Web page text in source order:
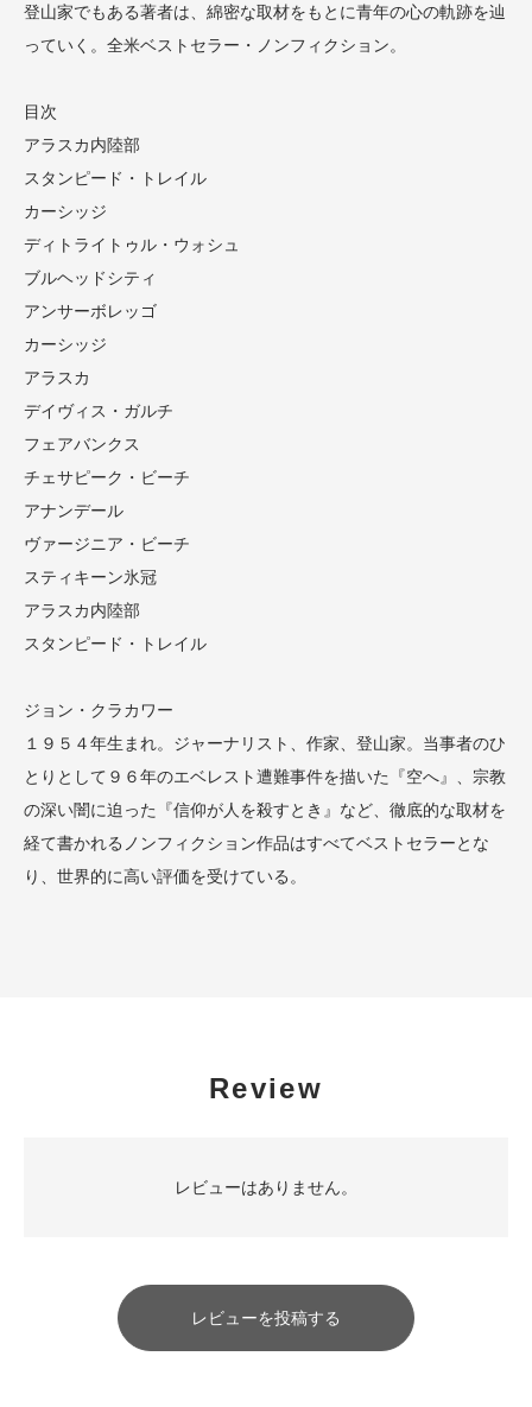
登山家でもある著者は、綿密な取材をもとに青年の心の軌跡を辿
っていく。全米ベストセラー・ノンフィクション。
目次
アラスカ内陸部
スタンピード・トレイル
カーシッジ
ディトライトゥル・ウォシュ
ブルヘッドシティ
アンサーボレッゴ
カーシッジ
アラスカ
デイヴィス・ガルチ
フェアバンクス
チェサピーク・ビーチ
アナンデール
ヴァージニア・ビーチ
スティキーン氷冠
アラスカ内陸部
スタンピード・トレイル
ジョン・クラカワー
１９５４年生まれ。ジャーナリスト、作家、登山家。当事者のひ
とりとして９６年のエベレスト遭難事件を描いた『空へ』、宗教
の深い闇に迫った『信仰が人を殺すとき』など、徹底的な取材を
経て書かれるノンフィクション作品はすべてベストセラーとな
り、世界的に高い評価を受けている。
Review
レビューはありません。
レビューを投稿する